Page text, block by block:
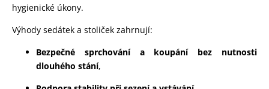
hygienické úkony.
Výhody sedátek a stoliček zahrnují:
Bezpečné sprchování a koupání bez nutnosti
dlouhého stání,